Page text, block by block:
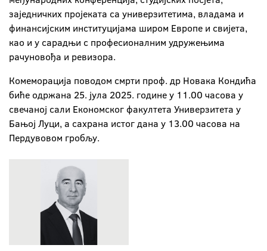
заједничких пројеката са универзитетима, владама и
финансијским институцијама широм Европе и свијета,
као и у сарадњи с професионалним удружењима
рачуновођа и ревизора.
Комеморација поводом смрти проф. др Новака Кондића
биће одржана 25. јула 2025. године у 11.00 часова у
свечаној сали Економског факултета Универзитета у
Бањој Луци, а сахрана истог дана у 13.00 часова на
Пердувовом гробљу.